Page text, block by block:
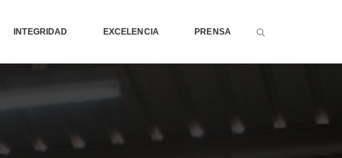
INTEGRIDAD EXCELENCIA PRENSA